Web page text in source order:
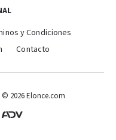
y Condiciones
Contacto
© 2026 Elonce.com